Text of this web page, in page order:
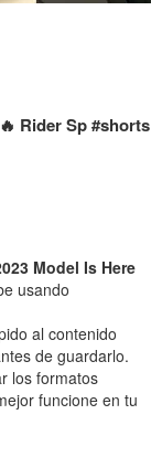
Rider Sp #shorts
Model Is Here
usando
al contenido
de guardarlo.
los formatos
funcione en tu